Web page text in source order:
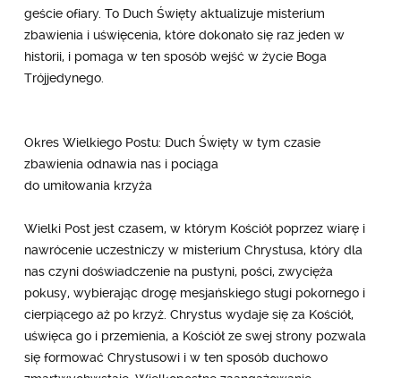
geście ofiary. To Duch Święty aktualizuje misterium
zbawienia i uświęcenia, które dokonało się raz jeden w
historii, i pomaga w ten sposób wejść w życie Boga
Trójjedynego.
Okres Wielkiego Postu: Duch Święty w tym czasie
zbawienia odnawia nas i pociąga
do umiłowania krzyża
Wielki Post jest czasem, w którym Kościół poprzez wiarę i
nawrócenie uczestniczy w misterium Chrystusa, który dla
nas czyni doświadczenie na pustyni, pości, zwycięża
pokusy, wybierając drogę mesjańskiego sługi pokornego i
cierpiącego aż po krzyż. Chrystus wydaje się za Kościół,
uświęca go i przemienia, a Kościół ze swej strony pozwala
się formować Chrystusowi i w ten sposób duchowo